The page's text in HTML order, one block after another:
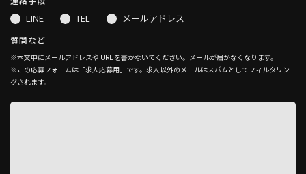
LINE TEL メールアドレス
質問など
※本文中にメールアドレスや URL を書かないでください。メールが届かなくなります。
※この応募フォームは「求人応募用」です。求人以外のメールはスパムとしてフィルタリン
グされます。